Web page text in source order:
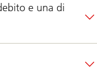
e una di